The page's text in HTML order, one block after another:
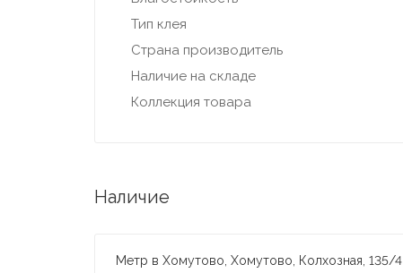
Тип клея
Страна производитель
Наличие на складе
Коллекция товара
Наличие
Метр в Хомутово, Хомутово, Колхозная, 135/4